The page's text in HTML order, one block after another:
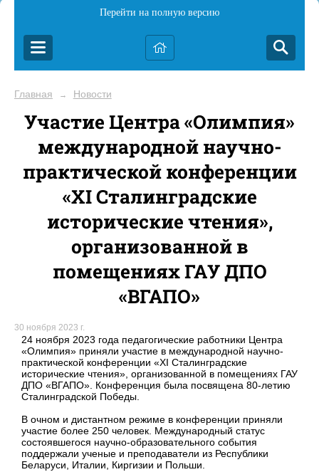
Перейти на полную версию
Главная → Новости
Участие Центра «Олимпия»
международной научно-
практической конференции
«XI Сталинградские
исторические чтения»,
организованной в
помещениях ГАУ ДПО
«ВГАПО»
30 ноября 2023 г.
24 ноября 2023 года педагогические работники Центра
«Олимпия» приняли участие в международной научно-
практической конференции «XI Сталинградские
исторические чтения», организованной в помещениях ГАУ
ДПО «ВГАПО». Конференция была посвящена 80-летию
Сталинградской Победы.
В очном и дистантном режиме в конференции приняли
участие более 250 человек. Международный статус
состоявшегося научно-образовательного события
поддержали ученые и преподаватели из Республики
Беларуси, Италии, Киргизии и Польши.